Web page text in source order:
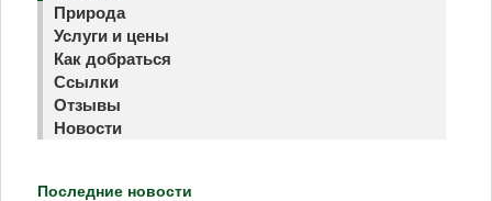
Природа
Услуги и цены
Как добраться
Ссылки
Отзывы
Новости
Последние новости